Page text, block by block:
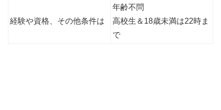
経験や資格、その他条件は
年齢不問
高校生＆18歳未満は22時ま
で